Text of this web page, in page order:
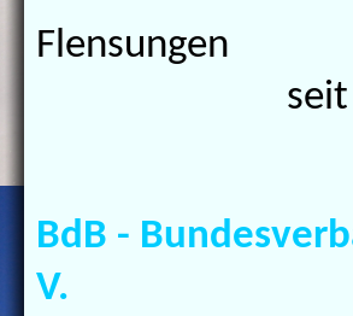
seit
BdB -
V.